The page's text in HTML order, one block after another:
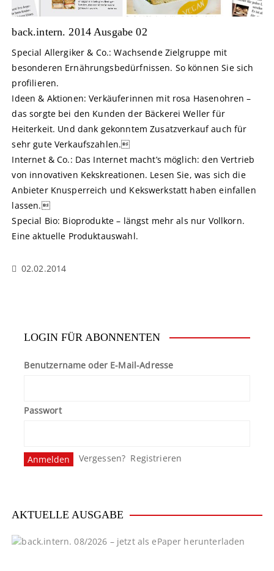
back.intern. 2014 Ausgabe 02
Special Allergiker & Co.: Wachsende Zielgruppe mit
besonderen Ernährungsbedürfnissen. So können Sie sich
profilieren.
Ideen & Aktionen: Verkäuferinnen mit rosa Hasenohren –
das sorgte bei den Kunden der Bäckerei Weller für
Heiterkeit. Und dank gekonntem Zusatzverkauf auch für
sehr gute Verkaufszahlen.
Internet & Co.: Das Internet macht’s möglich: den Vertrieb
von innovativen Kekskreationen. Lesen Sie, was sich die
Anbieter Knusperreich und Kekswerkstatt haben einfallen
lassen.
Special Bio: Bioprodukte – längst mehr als nur Vollkorn.
Eine aktuelle Produktauswahl.
02.02.2014
LOGIN FÜR ABONNENTEN
Benutzername oder E-Mail-Adresse
Passwort
Vergessen? Registrieren
AKTUELLE AUSGABE